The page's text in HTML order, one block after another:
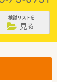
検討リストを
見る